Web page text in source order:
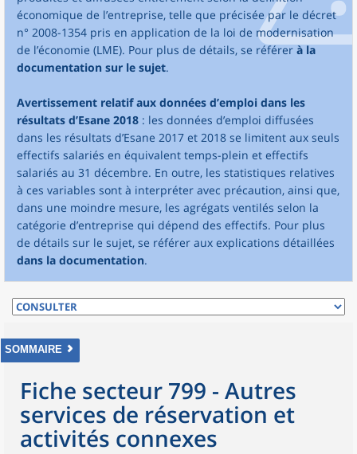
économique de l’entreprise, telle que précisée par le décret
n° 2008-1354 pris en application de la loi de modernisation
de l’économie (LME). Pour plus de détails, se référerà la
documentation sur le sujet.
Avertissement relatif aux données d’emploi dans les
résultats d’Esane 2018 : les données d’emploi diffusées
dans les résultats d’Esane 2017 et 2018 se limitent aux seuls
effectifs salariés en équivalent temps-plein et effectifs
salariés au 31 décembre. En outre, les statistiques relatives
à ces variables sont à interpréter avec précaution, ainsi que,
dans une moindre mesure, les agrégats ventilés selon la
catégorie d’entreprise qui dépend des effectifs. Pour plus
de détails sur le sujet, se référer aux explications détaillées
dans la documentation.
SOMMAIRE
Fiche secteur 799 - Autres
services de réservation et
activités connexes